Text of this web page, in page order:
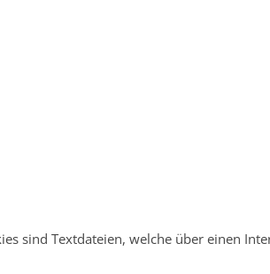
sind Textdateien, welche über einen